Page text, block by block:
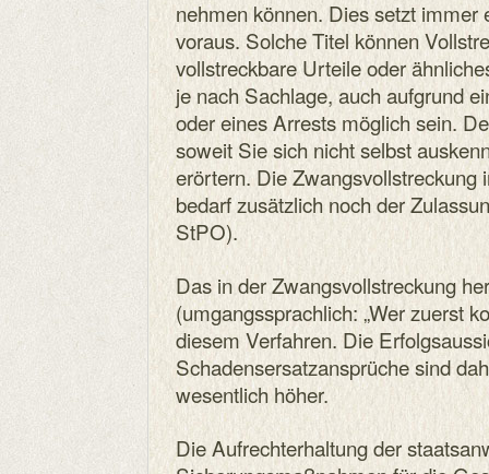
nehmen können. Dies setzt immer
voraus. Solche Titel können
vollstreckbare Urteile oder
je nach Sachlage, auch aufgrund
oder eines Arrests möglich sein.
soweit Sie sich nicht selbst
erörtern. Die Zwangsvollstreckung
bedarf zusätzlich noch der
StPO).
Das in der Zwangsvollstreckung
(umgangssprachlich: „Wer zuerst
diesem Verfahren. Die
Schadensersatzansprüche sind
wesentlich höher.
Die Aufrechterhaltung der